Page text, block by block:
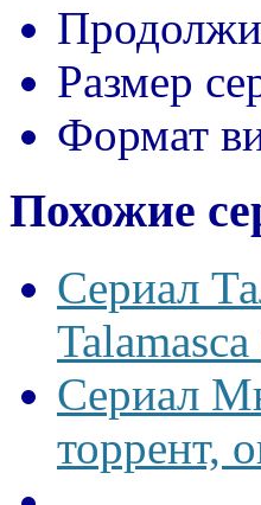
Размер
Формат
Похожие
Сериал
Сериал
торрент,